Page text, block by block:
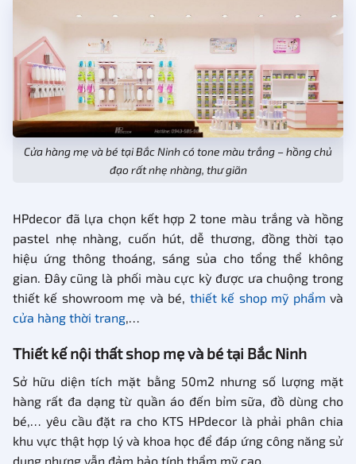
Cửa hàng mẹ và bé tại Bắc Ninh có tone màu trắng – hồng chủ
đạo rất nhẹ nhàng, thư giãn
HPdecor đã lựa chọn kết hợp 2 tone màu trắng và hồng
pastel nhẹ nhàng, cuốn hút, dễ thương, đồng thời tạo
hiệu ứng thông thoáng, sáng sủa cho tổng thể không
gian. Đây cũng là phối màu cực kỳ được ưa chuộng trong
thiết kế showroom mẹ và bé, thiết kế shop mỹ phẩm và
cửa hàng thời trang,…
Thiết kế nội thất shop mẹ và bé tại Bắc Ninh
Sở hữu diện tích mặt bằng 50m2 nhưng số lượng mặt
hàng rất đa dạng từ quần áo đến bỉm sữa, đồ dùng cho
bé,… yêu cầu đặt ra cho KTS HPdecor là phải phân chia
khu vực thật hợp lý và khoa học để đáp ứng công năng sử
dụng nhưng vẫn đảm bảo tính thẩm mỹ cao.